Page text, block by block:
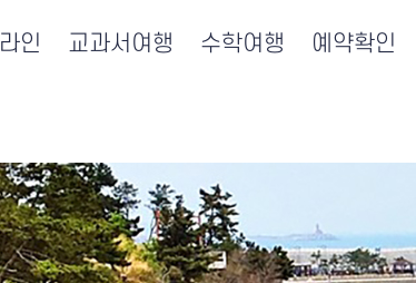
인 교과서여행 수학여행 예약확인